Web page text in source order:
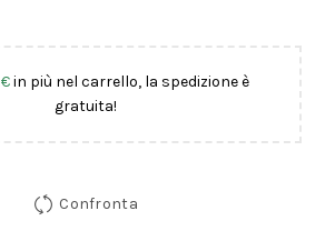
€in più nel carrello, la spedizione è
gratuita!
Confronta